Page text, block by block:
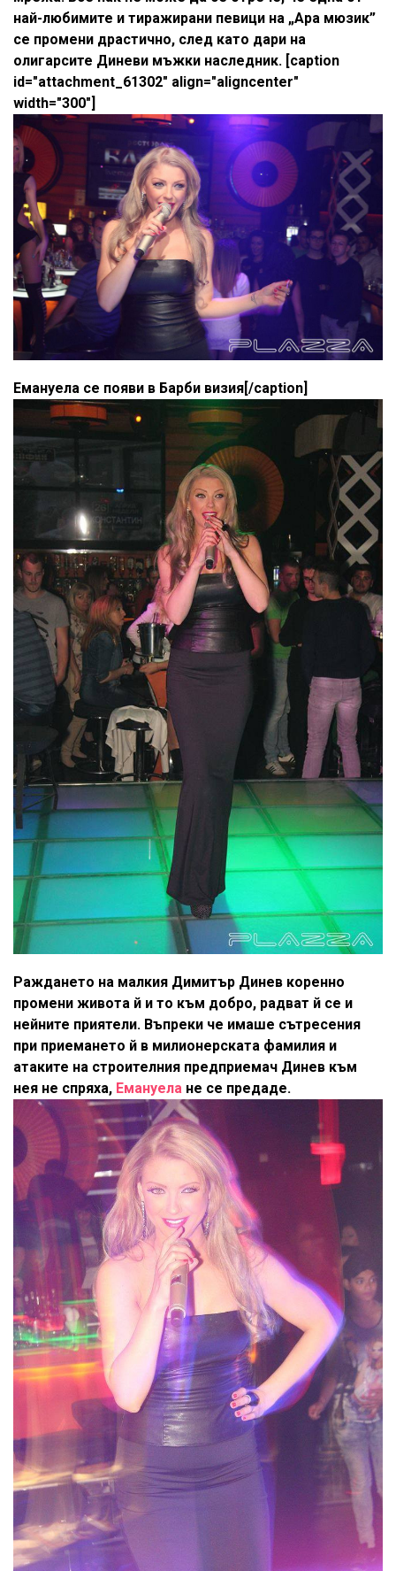
най-любимите и тиражирани певици на „Ара мюзик”
се промени драстично, след като дари на
олигарсите Диневи мъжки наследник. [caption
id="attachment_61302" align="aligncenter"
width="300"]
Емануела се появи в Барби визия[/caption]
Раждането на малкия Димитър Динев коренно
промени живота й и то към добро, радват й се и
нейните приятели. Въпреки че имаше сътресения
при приемането й в милионерската фамилия и
атаките на строителния предприемач Динев към
нея не спряха, Емануела не се предаде.